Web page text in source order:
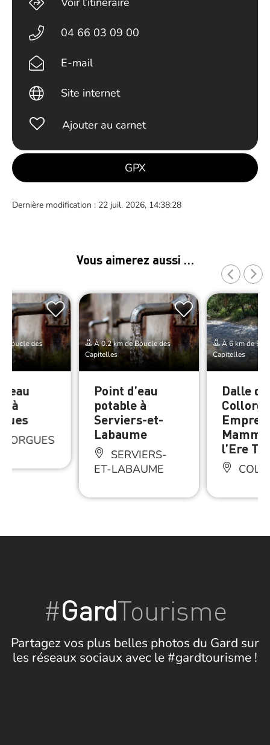
04 66 03 09 00
E-mail
Site internet
Ajouter au carnet
GPX
Dernière modification : 22 juil. 2026, 14:38:28
Vous aimerez aussi …
Boucle des
à
À 0.2 km de Boucle des
Capitelles
Point d’eau
potable à
Serviers-et-
Labaume
SERVIERS-
ET-LABAUME
À 6 km de
Capitelles
Dalle de
l’Ere
#GardTourisme
Partagez vos plus belles photos du Gard sur
les réseaux sociaux avec le #gardtourisme !